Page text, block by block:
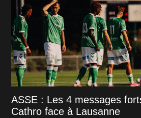
ASSE : Les 4 messages
Cathro face à Lausanne